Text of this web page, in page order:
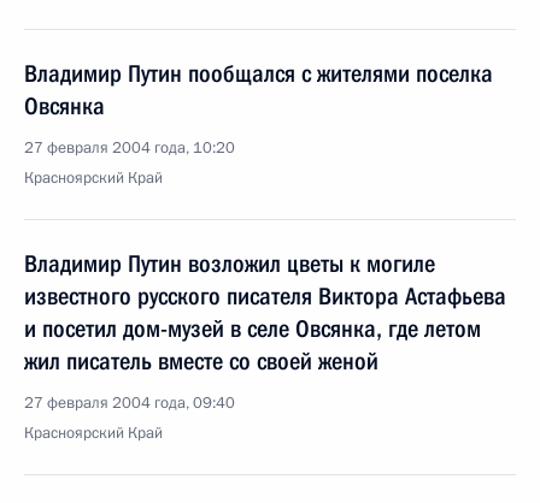
Владимир Путин пообщался с жителями поселка
Овсянка
27 февраля 2004 года, 10:20
Красноярский Край
Владимир Путин возложил цветы к могиле
известного русского писателя Виктора Астафьева
и посетил дом-музей в селе Овсянка, где летом
жил писатель вместе со своей женой
27 февраля 2004 года, 09:40
Красноярский Край